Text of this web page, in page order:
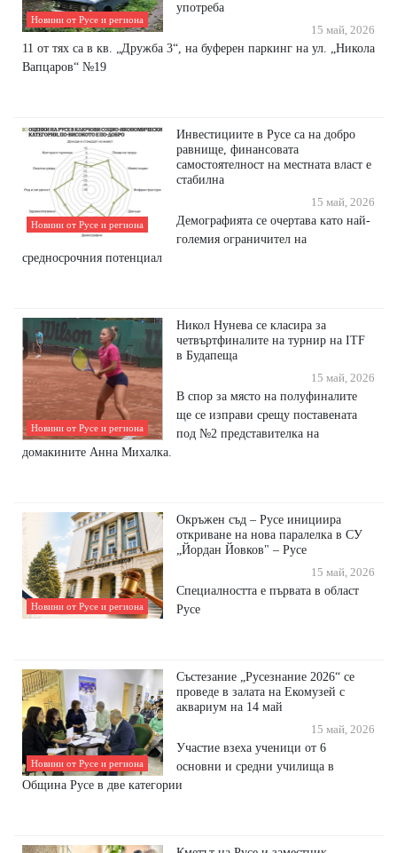
Новини от Русе и региона
употреба
15 май, 2026
11 от тях са в кв. „Дружба 3“, на буферен паркинг на ул. „Никола
Вапцаров“ №19
Новини от Русе и региона
Инвестициите в Русе са на добро
равнище, финансовата
самостоятелност на местната власт е
стабилна
15 май, 2026
Демографията се очертава като най-
големия ограничител на
средносрочния потенциал
Новини от Русе и региона
Никол Нунева се класира за
четвъртфиналите на турнир на ITF
в Будапеща
15 май, 2026
В спор за място на полуфиналите
ще се изправи срещу поставената
под №2 представителка на
домакините Анна Михалка.
Новини от Русе и региона
Окръжен съд – Русе инициира
откриване на нова паралелка в СУ
„Йордан Йовков" – Русе
15 май, 2026
Специалността е първата в област
Русе
Новини от Русе и региона
Състезание „Русезнание 2026“ се
проведе в залата на Екомузей с
аквариум на 14 май
15 май, 2026
Участие взеха ученици от 6
основни и средни училища в
Община Русе в две категории